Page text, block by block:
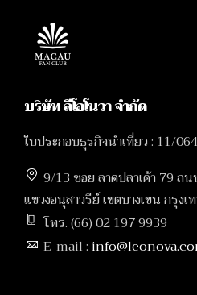
บริษัท ลีโอโนวา จำกัด
ใบประกอบธุรกิจนำเที่ยว : 11/
9/13 ซอย ลาดปลาเค้า 79 ถน
แขวงอนุสาวรีย์ เขตบางเขน กรุง
โทร. (66) 02 197 9939
E-mail :